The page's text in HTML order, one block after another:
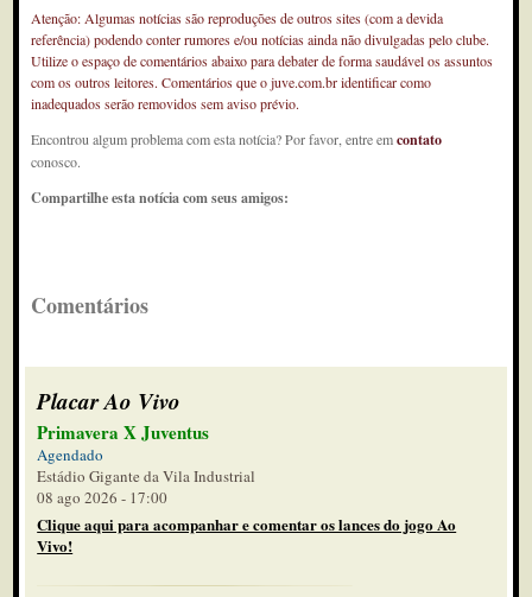
Atenção: Algumas notícias são reproduções de outros sites (com a devida
referência) podendo conter rumores e/ou notícias ainda não divulgadas pelo clube.
Utilize o espaço de comentários abaixo para debater de forma saudável os assuntos
com os outros leitores. Comentários que o juve.com.br identificar como
inadequados serão removidos sem aviso prévio.
Encontrou algum problema com esta notícia? Por favor, entre emcontato
conosco.
Compartilhe esta notícia com seus amigos:
Comentários
Placar Ao Vivo
Primavera X Juventus
Agendado
Estádio Gigante da Vila Industrial
08 ago 2026 - 17:00
Clique aqui para acompanhar e comentar os lances do jogo Ao
Vivo!